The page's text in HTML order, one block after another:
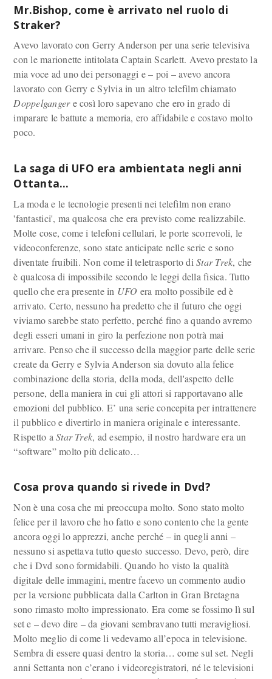
Mr.Bishop, come è arrivato nel ruolo di
Straker?
Avevo lavorato con Gerry Anderson per una serie televisiva
con le marionette intitolata Captain Scarlett. Avevo prestato la
mia voce ad uno dei personaggi e – poi – avevo ancora
lavorato con Gerry e Sylvia in un altro telefilm chiamato
Doppelgangere così loro sapevano che ero in grado di
imparare le battute a memoria, ero affidabile e costavo molto
poco.
La saga di UFO era ambientata negli anni
Ottanta…
La moda e le tecnologie presenti nei telefilm non erano
'fantastici', ma qualcosa che era previsto come realizzabile.
Molte cose, come i telefoni cellulari, le porte scorrevoli, le
videoconferenze, sono state anticipate nelle serie e sono
diventate fruibili. Non come il teletrasporto diStar Trek, che
è qualcosa di impossibile secondo le leggi della fisica. Tutto
quello che era presente in UFO era molto possibile ed è
arrivato. Certo, nessuno ha predetto che il futuro che oggi
viviamo sarebbe stato perfetto, perché fino a quando avremo
degli esseri umani in giro la perfezione non potrà mai
arrivare. Penso che il successo della maggior parte delle serie
create da Gerry e Sylvia Anderson sia dovuto alla felice
combinazione della storia, della moda, dell'aspetto delle
persone, della maniera in cui gli attori si rapportavano alle
emozioni del pubblico. E’ una serie concepita per intrattenere
il pubblico e divertirlo in maniera originale e interessante.
Rispetto aStar Trek, ad esempio, il nostro hardware era un
“software” molto più delicato…
Cosa prova quando si rivede in Dvd?
Non è una cosa che mi preoccupa molto. Sono stato molto
felice per il lavoro che ho fatto e sono contento che la gente
ancora oggi lo apprezzi, anche perché – in quegli anni –
nessuno si aspettava tutto questo successo. Devo, però, dire
che i Dvd sono formidabili. Quando ho visto la qualità
digitale delle immagini, mentre facevo un commento audio
per la versione pubblicata dalla Carlton in Gran Bretagna
sono rimasto molto impressionato. Era come se fossimo lì sul
set e – devo dire – da giovani sembravano tutti meravigliosi.
Molto meglio di come li vedevamo all’epoca in televisione.
Sembra di essere quasi dentro la storia… come sul set. Negli
anni Settanta non c’erano i videoregistratori, né le televisioni